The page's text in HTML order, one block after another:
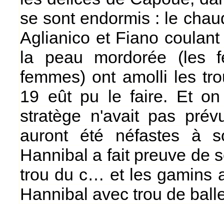
se sont endormis : le
Aglianico et Fiano
la peau mordorée (les
femmes) ont amolli les
19 eût pu le faire. Et on
stratège n'avait pas
auront été néfastes à
Hannibal a fait preuve de
trou du c… et les gamins
Hannibal avec trou de